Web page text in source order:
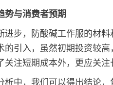
势与消费者预期
进步，防酸碱工作服的材
的引入，虽然初期投资较
关注短期成本外，更应关
析中，我们可以得出结论